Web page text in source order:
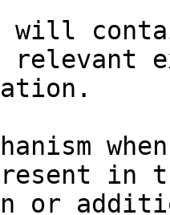
will
relevant
in
or